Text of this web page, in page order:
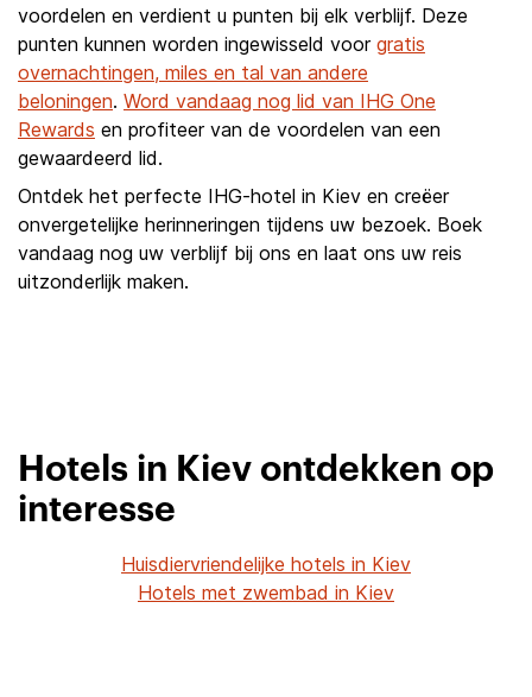
voordelen en verdient u punten bij elk verblijf. Deze
punten kunnen worden ingewisseld voor gratis
overnachtingen, miles en tal van andere
beloningen. Word vandaag nog lid van IHG One
Rewards en profiteer van de voordelen van een
gewaardeerd lid.
Ontdek het perfecte IHG-hotel in Kiev en creëer
onvergetelijke herinneringen tijdens uw bezoek. Boek
vandaag nog uw verblijf bij ons en laat ons uw reis
uitzonderlijk maken.
Hotels in Kiev ontdekken op
interesse
Huisdiervriendelijke hotels in Kiev
Hotels met zwembad in Kiev